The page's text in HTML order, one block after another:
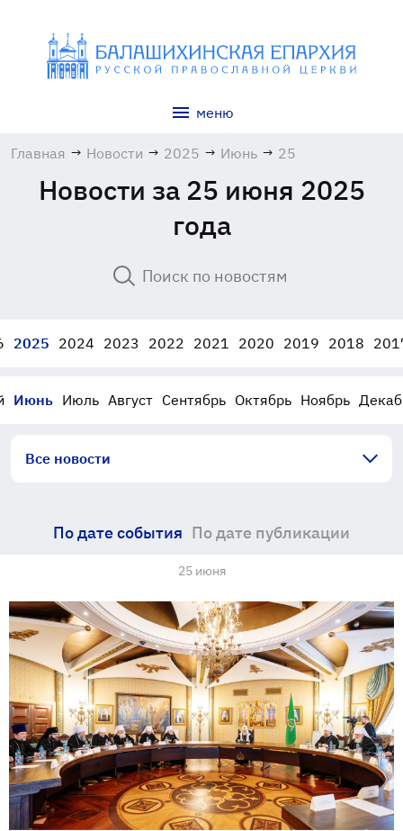
меню
Главная → Новости → 2025 → Июнь → 25
Новости за 25 июня 2025
года
2025 2024 2023 2022 2021 2020 2019 2018
Июнь Июль Август Сентябрь Октябрь Ноябрь
Все новости
По дате события По дате публикации
25 июня